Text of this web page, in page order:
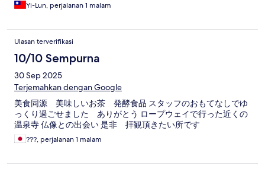
Yi-Lun, perjalanan 1 malam
Ulasan terverifikasi
10/10 Sempurna
30 Sep 2025
Terjemahkan dengan Google
美食同源 美味しいお茶 発酵食品 スタッフのおもてなしでゆ
っくり過ごせました ありがとう ロープウェイで行った近くの
温泉寺 仏像との出会い 是非 拝観頂きたい所です
???, perjalanan 1 malam